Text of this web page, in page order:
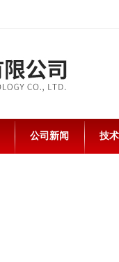
公司新闻 技